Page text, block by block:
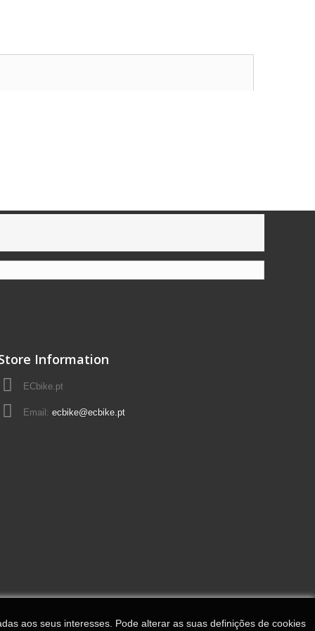
Information
ECbike.pt
Email: ecbike@ecbike.pt
aos seus interesses. Pode alterar as suas definições de cookies